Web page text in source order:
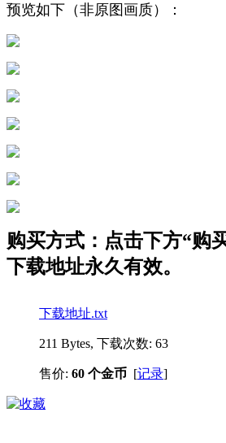
预览如下（非原图画质）：
购买方式：点击下方“购
下载地址永久有效。
下载地址.txt
211 Bytes, 下载次数: 63
售价: 60 个金币 [记录]